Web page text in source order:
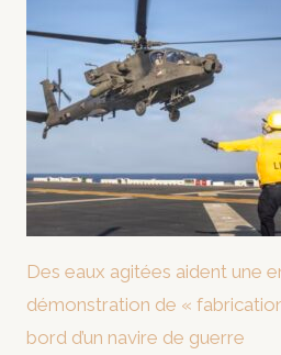
Des eaux agitées aident une
démonstration de «
bord d’un navire de guerre